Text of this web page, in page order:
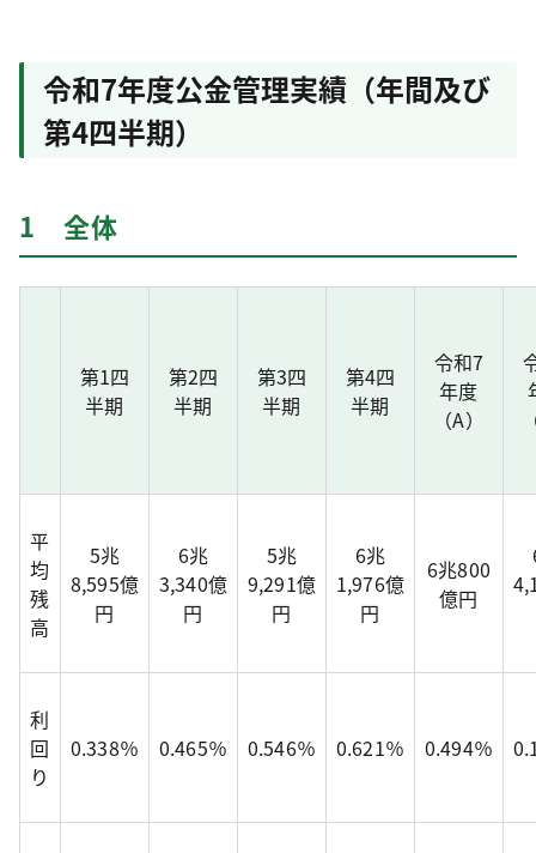
令和7年度公金管理実績（年間及び
第4四半期）
1 全体
第1四
半期
第2四
半期
第3四
半期
第4四
半期
令和7
年度
（A）
平
均
残
高
5兆
8,595億
円
6兆
3,340億
円
5兆
9,291億
円
6兆
1,976億
円
6兆800
億円
利
回
り
0.338％ 0.465％ 0.546％ 0.621％ 0.494％